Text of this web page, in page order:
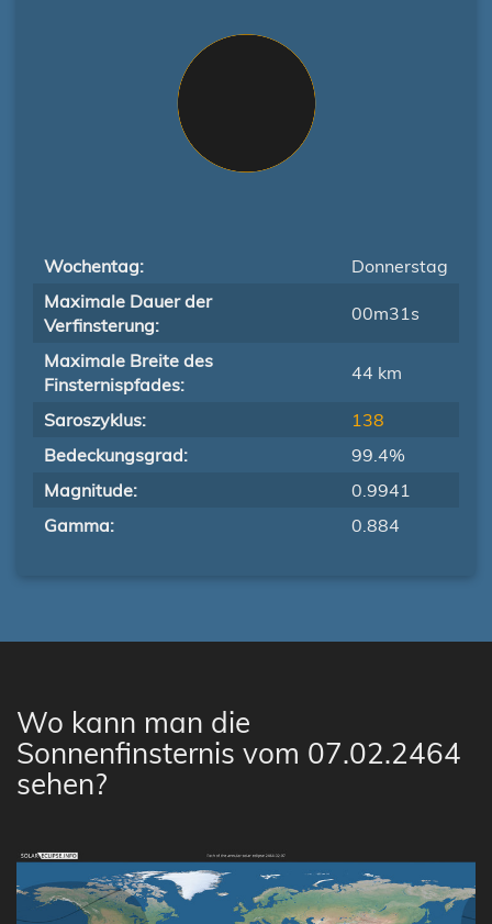
Wochentag:
Donnerstag
Maximale Dauer der
Verfinsterung:
00m31s
Maximale Breite des
Finsternispfades:
44 km
Saroszyklus:
138
Bedeckungsgrad:
99.4%
Magnitude:
0.9941
Gamma:
0.884
Wo kann man die
Sonnenfinsternis vom 07.02.2464
sehen?